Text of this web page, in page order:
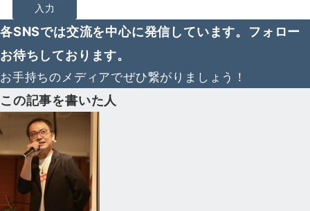
各SNSでは交流を中心に発信しています。フォロー
お待ちしております。
お手持ちのメディアでぜひ繋がりましょう！
この記事を書いた人